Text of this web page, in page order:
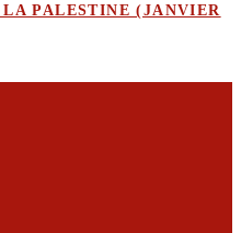
PALESTINE (JANVIER